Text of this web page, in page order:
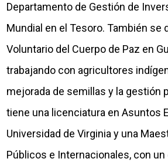
Departamento de Gestión de
Mundial en el Tesoro. También se
Voluntario del Cuerpo de Paz en
trabajando con agricultores
mejorada de semillas y la gestión
tiene una licenciatura en Asuntos
Universidad de Virginia y una
Públicos e Internacionales, con